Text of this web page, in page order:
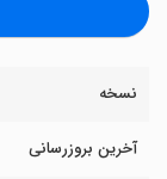
نسخه
آخرین بروزرسانی